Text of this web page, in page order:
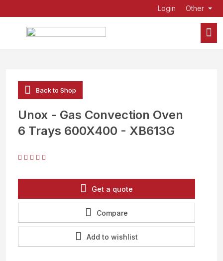
Login Other
Back to Shop
Unox - Gas Convection Oven
6 Trays 600X400 - XB613G
Get a quote
Compare
Add to wishlist